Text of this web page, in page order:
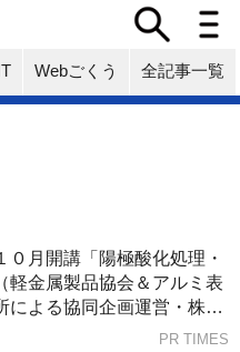
Webごくう 全記事一覧
０月開講「陽極酸化処理・
軽金属製品協会＆アルミ表
による協同企画運営・株式
協賛）募集中!（9/15〆切）
PR TIMES